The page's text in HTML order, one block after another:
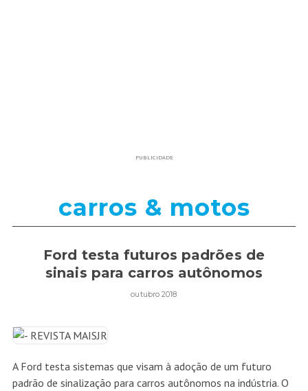
PUBLICIDADE
carros & motos
Ford testa futuros padrões de
sinais para carros autônomos
outubro 2018
A Ford testa sistemas que visam à adoção de um futuro
padrão de sinalização para carros autônomos na indústria. O